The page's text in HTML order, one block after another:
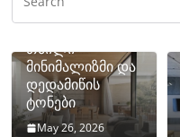
თბილი
მინიმალიზმი და
დედამიწის
ტონები
May 26, 2026